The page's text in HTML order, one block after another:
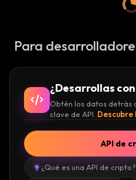
Para
¿Desarrollas
Obtén los datos detrás
clave de API. Descubre
¿Qué es una API de cripto?
API de